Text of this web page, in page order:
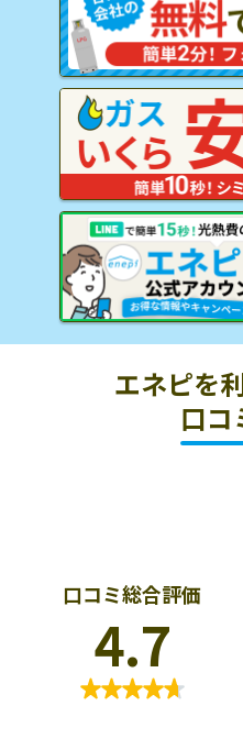
エネピを
口コ
口コミ総合評価
4.7